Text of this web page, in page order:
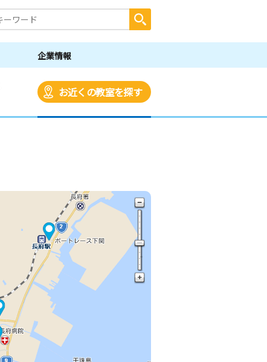
企業情報
お近くの教室を探す